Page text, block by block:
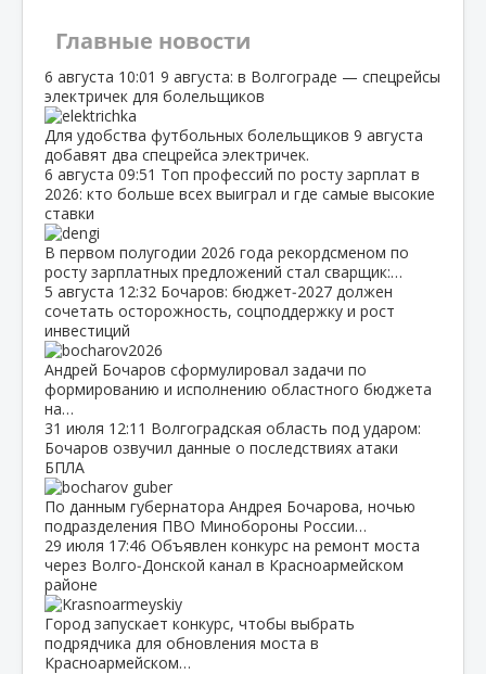
Главные новости
6 августа 10:01 9 августа: в Волгограде — спецрейсы
электричек для болельщиков
Для удобства футбольных болельщиков 9 августа
добавят два спецрейса электричек.
6 августа 09:51 Топ профессий по росту зарплат в
2026: кто больше всех выиграл и где самые высокие
ставки
В первом полугодии 2026 года рекордсменом по
росту зарплатных предложений стал сварщик:…
5 августа 12:32 Бочаров: бюджет‑2027 должен
сочетать осторожность, соцподдержку и рост
инвестиций
Андрей Бочаров сформулировал задачи по
формированию и исполнению областного бюджета
на…
31 июля 12:11 Волгоградская область под ударом:
Бочаров озвучил данные о последствиях атаки
БПЛА
По данным губернатора Андрея Бочарова, ночью
подразделения ПВО Минобороны России…
29 июля 17:46 Объявлен конкурс на ремонт моста
через Волго‑Донской канал в Красноармейском
районе
Город запускает конкурс, чтобы выбрать
подрядчика для обновления моста в
Красноармейском…